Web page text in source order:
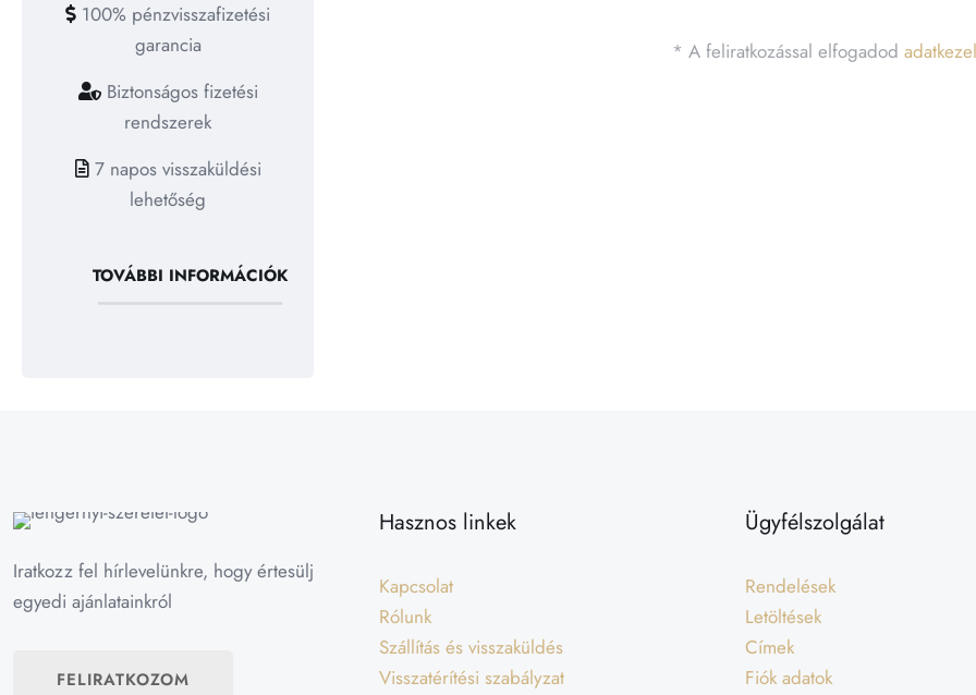
* A feliratkozással elfogadod
100% pénzvisszafizetési
garancia
Biztonságos fizetési
rendszerek
7 napos visszaküldési
lehetőség
TOVÁBBI INFORMÁCIÓK
Iratkozz fel hírlevelünkre, hogy értesülj
egyedi ajánlatainkról
FELIRATKOZOM
Hasznos linkek
Kapcsolat
Rólunk
Szállítás és visszaküldés
Visszatérítési szabályzat
Ügyfélszolgálat
Rendelések
Letöltések
Címek
Fiók adatok